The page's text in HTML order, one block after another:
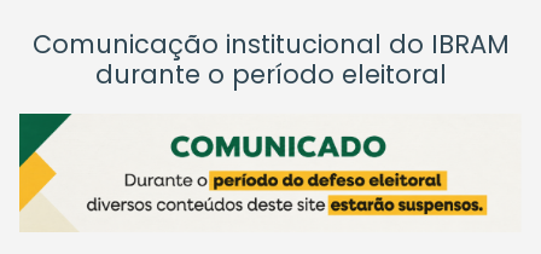
Comunicação institucional do IBRAM
durante o período eleitoral